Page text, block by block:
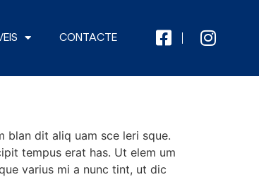
CONTACTE
blan dit aliq uam sce leri sque.
tempus erat has. Ut elem um
varius mi a nunc tint, ut dic